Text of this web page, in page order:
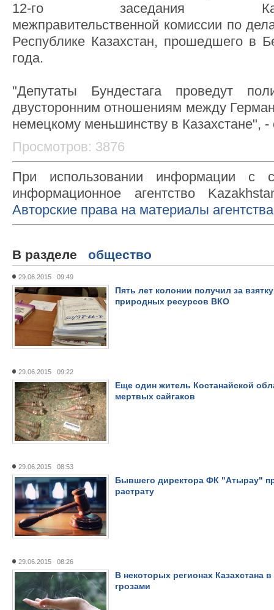
12-го заседания
межправительственной комиссии по
Республике Казахстан, прошедшего в
года.
"Депутаты Бундестага проведут
двусторонним отношениям между
немецкому меньшинству в Казахстане", -
Просмотров: 3876
При использовании информации с
информационное агентство
Авторские права на материалы
В разделе общество
29.06.2015 09:49
Пять лет колонии получил за
природных ресурсов ВКО
29.06.2015 09:22
Еще один житель Костанайской
мертвых сайгаков
29.06.2015 08:53
Бывшего директора ФК "Атырау"
растрату
29.06.2015 08:26
В некоторых регионах Казахстана
грозами